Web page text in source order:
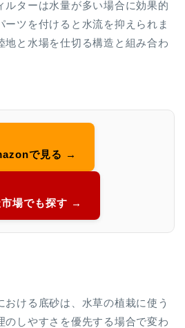
ルターは水量が多い場合に効果的
ーツを付けると水流を抑えられま
地と水場を仕切る構造と組み合わ
で見る →
場でも探す →
おける底砂は、水草の植栽に使う
のしやすさを優先する場合で変わ